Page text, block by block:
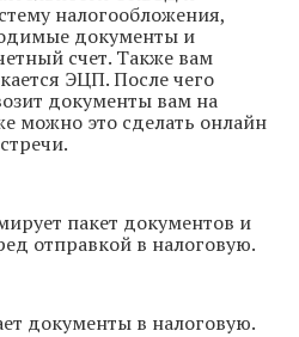
налогообложения,
документы и
счет. Также вам
ЭЦП. После чего
документы вам на
можно это сделать онлайн
пакет документов и
отправкой в налоговую.
документы в налоговую.